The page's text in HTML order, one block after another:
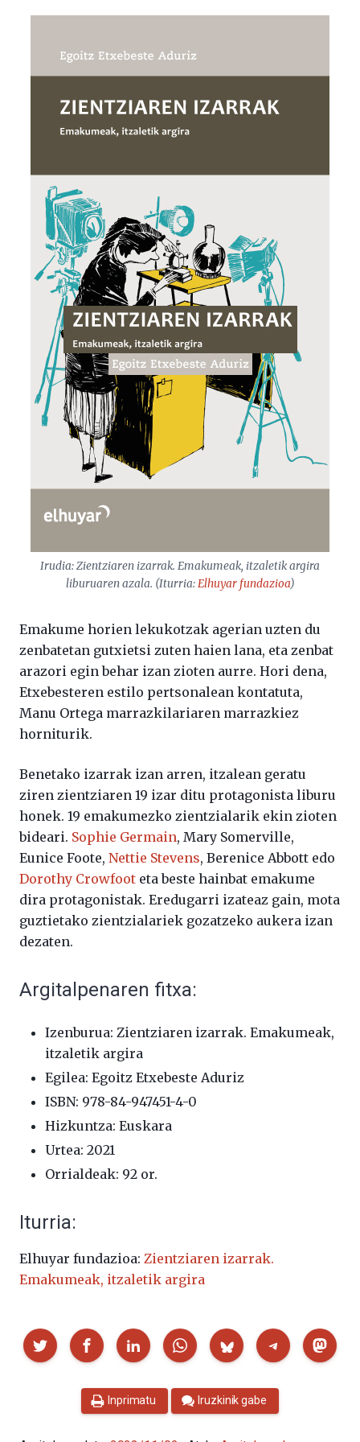
Irudia:Zientziaren izarrak. Emakumeak, itzaletik argira
liburuaren azala. (Iturria:Elhuyar fundazioa)
Emakume horien lekukotzak agerian uzten du
zenbatetan gutxietsi zuten haien lana, eta zenbat
arazori egin behar izan zioten aurre. Hori dena,
Etxebesteren estilo pertsonalean kontatuta,
Manu Ortega marrazkilariaren marrazkiez
horniturik.
Benetako izarrak izan arren, itzalean geratu
ziren zientziaren 19 izar ditu protagonista liburu
honek. 19 emakumezko zientzialarik ekin zioten
bideari. Sophie Germain, Mary Somerville,
Eunice Foote, Nettie Stevens, Berenice Abbott edo
Dorothy Crowfoot eta beste hainbat emakume
dira protagonistak. Eredugarri izateaz gain, mota
guztietako zientzialariek gozatzeko aukera izan
dezaten.
Argitalpenaren fitxa:
Izenburua: Zientziaren izarrak. Emakumeak,
itzaletik argira
Egilea: Egoitz Etxebeste Aduriz
ISBN: 978-84-947451-4-0
Hizkuntza: Euskara
Urtea: 2021
Orrialdeak: 92 or.
Iturria:
Elhuyar fundazioa: Zientziaren izarrak.
Emakumeak, itzaletik argira
Partekatu
Inprimatu Iruzkinik gabe